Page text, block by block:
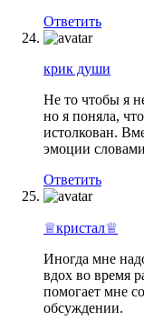
Ответить
крик души
Не то чтобы я
но я поняла,
истолкован.
эмоции
Ответить
♕кристал♕
Иногда мне
вдох во время
помогает мне
обсуждении.